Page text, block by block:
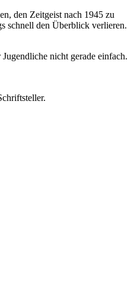
den Zeitgeist nach 1945 zu
schnell den Überblick verlieren.
nicht gerade einfach.